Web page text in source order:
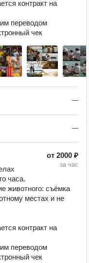
контракт на
переводом
чек
—
—
от 2000 ₽
за час
часа.
животного: съёмка
местах и не
контракт на
переводом
чек